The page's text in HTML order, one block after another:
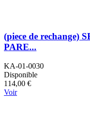
(piece de rechange)
PARE...
KA-01-0030
Disponible
114,00 €
Voir